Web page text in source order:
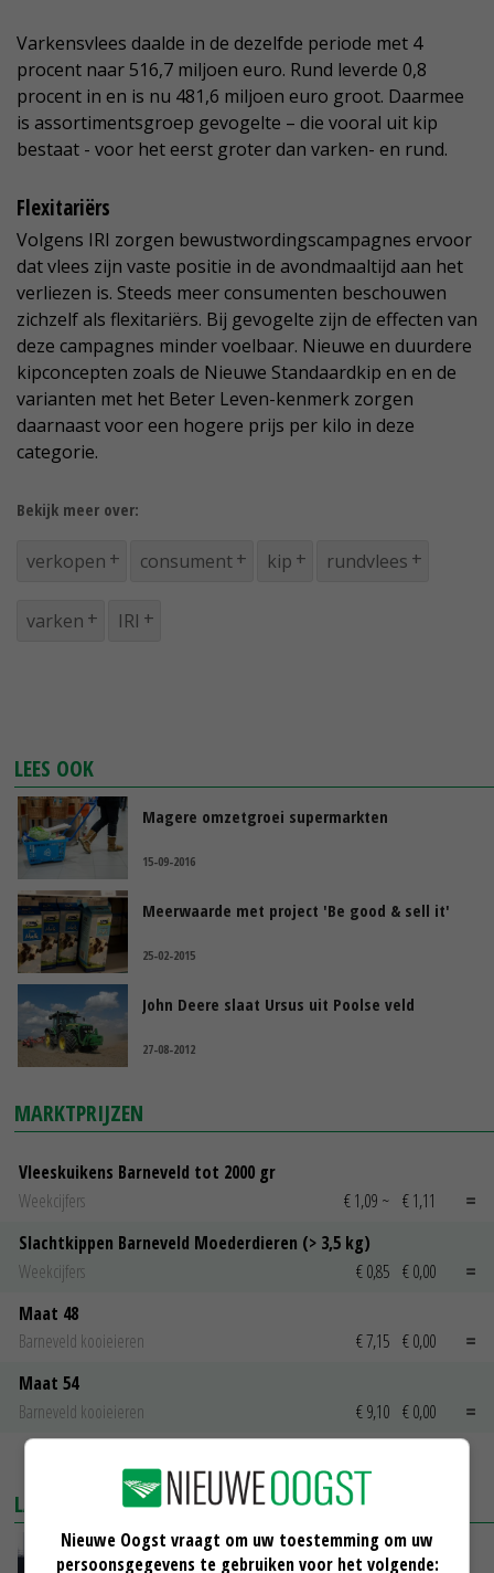
Varkensvlees daalde in de dezelfde periode met 4
procent naar 516,7 miljoen euro. Rund leverde 0,8
procent in en is nu 481,6 miljoen euro groot. Daarmee
is assortimentsgroep gevogelte – die vooral uit kip
bestaat - voor het eerst groter dan varken- en rund.
Flexitariërs
Volgens IRI zorgen bewustwordingscampagnes ervoor
dat vlees zijn vaste positie in de avondmaaltijd aan het
verliezen is. Steeds meer consumenten beschouwen
zichzelf als flexitariërs. Bij gevogelte zijn de effecten van
deze campagnes minder voelbaar. Nieuwe en duurdere
kipconcepten zoals de Nieuwe Standaardkip en en de
varianten met het Beter Leven-kenmerk zorgen
daarnaast voor een hogere prijs per kilo in deze
categorie.
Bekijk meer over:
verkopen consument kip rundvlees
varken IRI
LEES OOK
Magere omzetgroei supermarkten
15-09-2016
Meerwaarde met project 'Be good & sell it'
25-02-2015
John Deere slaat Ursus uit Poolse veld
27-08-2012
MARKTPRIJZEN
Vleeskuikens Barneveld tot 2000 gr
Weekcijfers
€ 1,09 ~ € 1,11
Slachtkippen Barneveld Moederdieren (> 3,5 kg)
Weekcijfers
€ 0,85 € 0,00
Maat 48
Barneveld kooieieren
€ 7,15 € 0,00
Maat 54
Barneveld kooieieren
€ 9,10 € 0,00
LAATSTE NIEUWS
Gemiddelde Europese melkprijs daalt licht in
Nieuwe Oogst vraagt om uw toestemming om uw
persoonsgegevens te gebruiken voor het volgende: